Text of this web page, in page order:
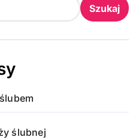
Szukaj
ślubnej